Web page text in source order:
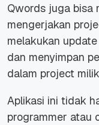
Qwords juga bisa
mengerjakan
melakukan
dan menyimpan
dalam project
Aplikasi ini tidak
programmer atau